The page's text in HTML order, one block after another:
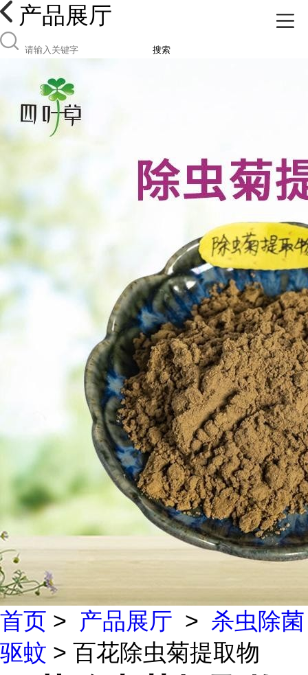
产品展厅
搜索
首页 > 产品展厅 > 杀虫除菌
驱蚊 > 百花除虫菊提取物